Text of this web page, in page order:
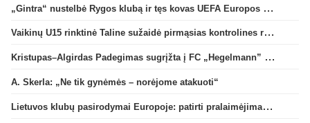
„Gintra“ nustelbė Rygos klubą ir tęs kovas UEFA Europos taurės atrankoje
Vaikinų U15 rinktinė Taline sužaidė pirmąsias kontrolines rungtynes
Kristupas–Algirdas Padegimas sugrįžta į FC „Hegelmann” B sudėtį
A. Skerla: „Ne tik gynėmės – norėjome atakuoti“
Lietuvos klubų pasirodymai Europoje: patirti pralaimėjimai Kroatijos atstovams